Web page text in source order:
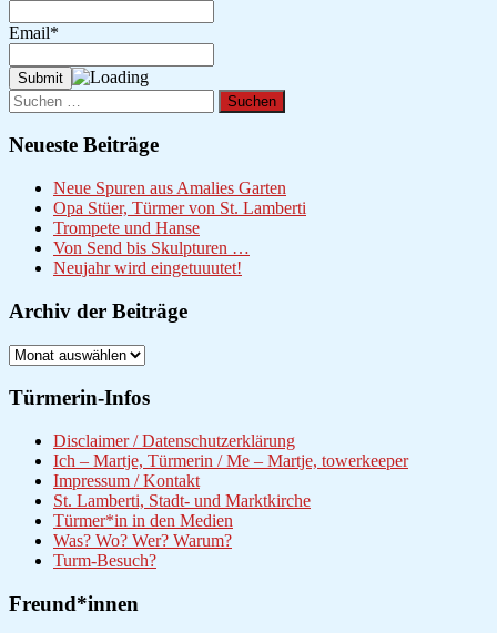
Email*
Suchen
nach:
Neueste Beiträge
Neue Spuren aus Amalies Garten
Opa Stüer, Türmer von St. Lamberti
Trompete und Hanse
Von Send bis Skulpturen …
Neujahr wird eingetuuutet!
Archiv der Beiträge
Archiv
Beiträge
Türmerin-Infos
Disclaimer / Datenschutzerklärung
Ich – Martje, Türmerin / Me – Martje, towerkeeper
Impressum / Kontakt
St. Lamberti, Stadt- und Marktkirche
Türmer*in in den Medien
Was? Wo? Wer? Warum?
Turm-Besuch?
Freund*innen